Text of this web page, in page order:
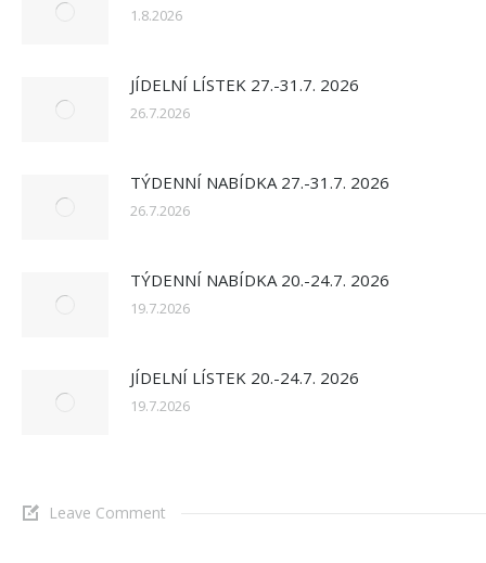
1.8.2026
JÍDELNÍ LÍSTEK 27.-31.7. 2026
26.7.2026
TÝDENNÍ NABÍDKA 27.-31.7. 2026
26.7.2026
TÝDENNÍ NABÍDKA 20.-24.7. 2026
19.7.2026
JÍDELNÍ LÍSTEK 20.-24.7. 2026
19.7.2026
Leave Comment